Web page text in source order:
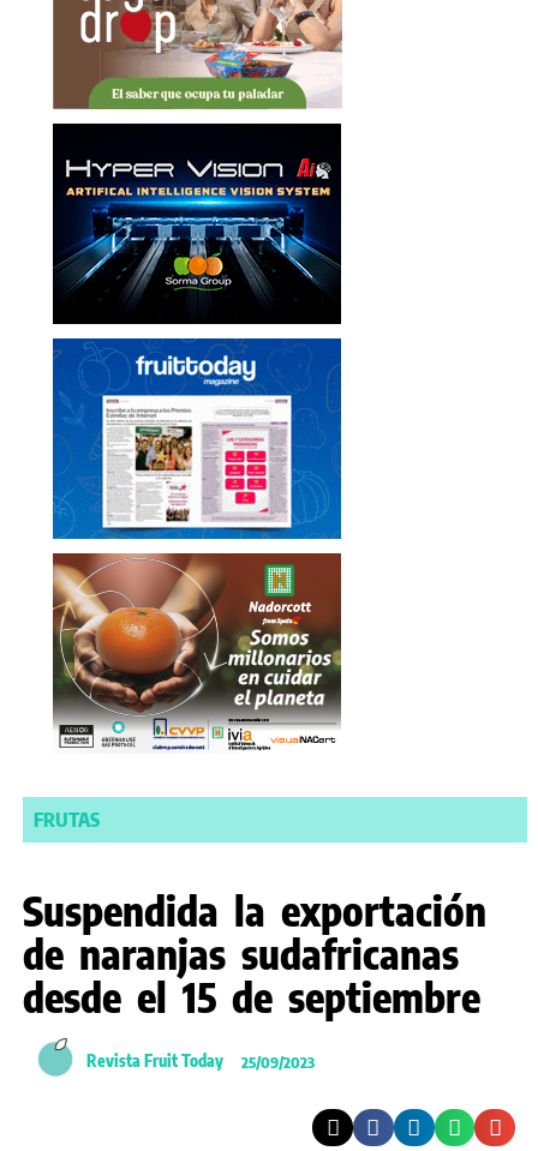
FRUTAS
Suspendida la exportación
de naranjas sudafricanas
desde el 15 de septiembre
Revista Fruit Today 25/09/2023